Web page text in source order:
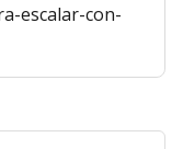
escalar-con-